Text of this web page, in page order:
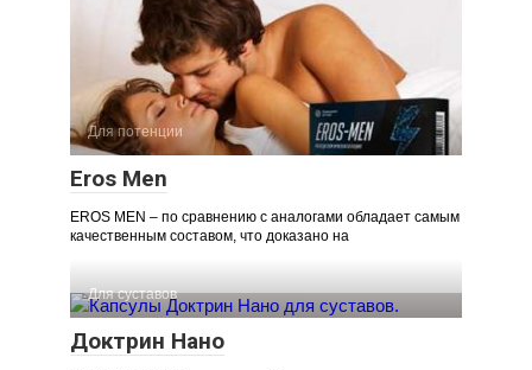
Для потенции
Eros Men
EROS MEN – по сравнению с аналогами обладает самым
качественным составом, что доказано на
Для суставов
Доктрин Нано